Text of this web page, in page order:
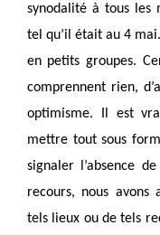
synodalité à tous les
tel qu’il était au 4
en petits groupes.
comprennent rien,
optimisme. Il est
mettre tout sous
signaler l’absence
recours, nous avons
tels lieux ou de tels